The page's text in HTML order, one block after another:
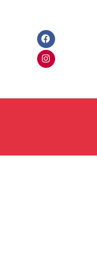
Facebook
Instagram